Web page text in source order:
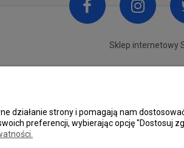
Sklep internetowy
działanie strony i pomagają nam
preferencji, wybierając opcję "Dostosuj